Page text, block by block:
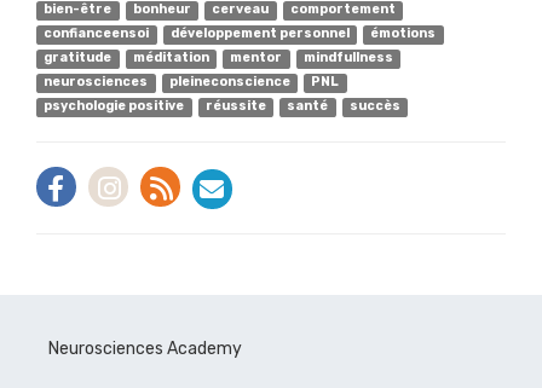
bien-être bonheur cerveau
comportement
confianceensoi
développement personnel
émotions
gratitude
méditation mentor
mindfullness
neurosciences
pleineconscience
PNL
psychologie positive
réussite santé succès
Neurosciences Academy